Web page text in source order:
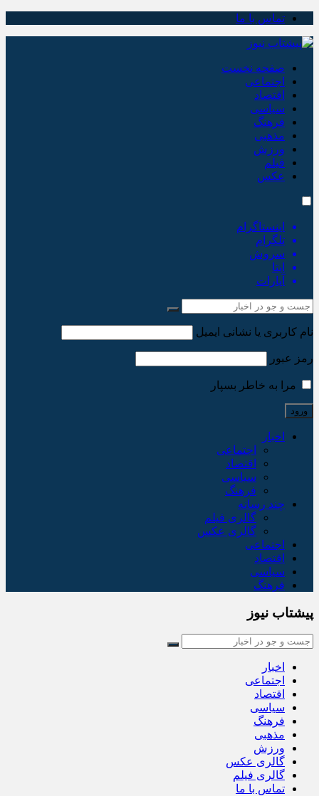
تماس با ما
صفحه نخست
اجتماعی
اقتصاد
سیاسی
فرهنگ
مذهبی
ورزش
فیلم
عکس
اینستاگرام
تلگرام
سروش
ایتا
آپارات
نام کاربری یا نشانی ایمیل
رمز عبور
مرا به خاطر بسپار
اخبار
اجتماعی
اقتصاد
سیاسی
فرهنگ
چند رسانه
گالری فیلم
گالری عکس
اجتماعی
اقتصاد
سیاسی
فرهنگ
پیشتاب نیوز
اخبار
اجتماعی
اقتصاد
سیاسی
فرهنگ
مذهبی
ورزش
گالری عکس
گالری فیلم
تماس با ما